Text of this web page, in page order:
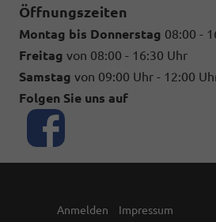
Öffnungszeiten
Montag bis Donnerstag 08:00 -
Freitag von 08:00 - 16:30 Uhr
Samstag von 09:00 Uhr - 12:00
Folgen Sie uns auf
Anmelden
Impressum